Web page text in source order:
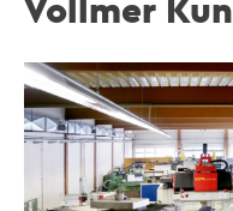
Vollmer